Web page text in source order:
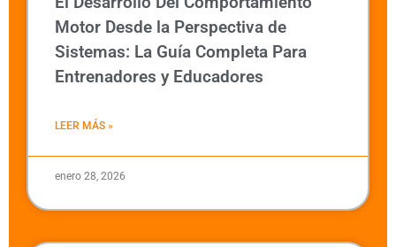
Motor Desde la Perspectiva de
Sistemas: La Guía Completa Para
Entrenadores y Educadores
LEER MÁS »
enero 28, 2026